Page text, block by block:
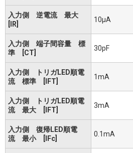
入力側 逆電流 最大
[IR]
10μA
入力側 端子間容量 標
準 [CT]
30pF
入力側 トリガLED順電
流 標準 [IFT]
1mA
入力側 トリガLED順電
流 最大 [IFT]
3mA
入力側 復帰LED順電
流 最小 [IFc]
0.1mA